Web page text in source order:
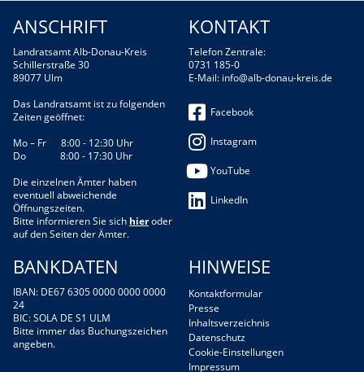
ANSCHRIFT
Landratsamt Alb-Donau-Kreis
Schillerstraße 30
89077 Ulm
Das Landratsamt ist zu folgenden
Zeiten geöffnet:
Mo – Fr 8:00 - 12:30 Uhr
Do 8:00 - 17:30 Uhr
Die einzelnen Ämter haben
eventuell abweichende
Öffnungszeiten.
Bitte informieren Sie sich hieroder
auf den Seiten der Ämter.
KONTAKT
Telefon Zentrale:
0731 185-0
E-Mail: info@alb-donau-kreis.de
Facebook
Instagram
YouTube
LinkedIn
BANKDATEN
IBAN: DE67 6305 0000 0000 0000
24
BIC: SOLA DE S1 ULM
Bitte immer das Buchungszeichen
angeben.
HINWEISE
Kontaktformular
Presse
Inhaltsverzeichnis
Datenschutz
Cookie-Einstellungen
Impressum